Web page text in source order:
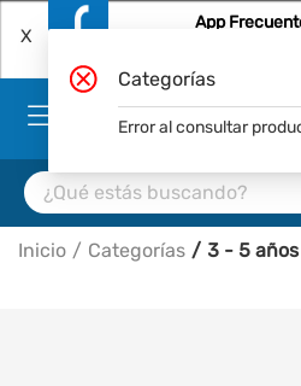
X
App
Inicio Categorías 3 - 5 años
Categorías
Error al consultar